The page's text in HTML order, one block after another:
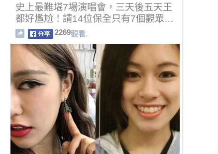
史上最難堪7場演唱會，三天後五天王
都好尷尬！請14位保全只有7個觀眾…
2269觀看.